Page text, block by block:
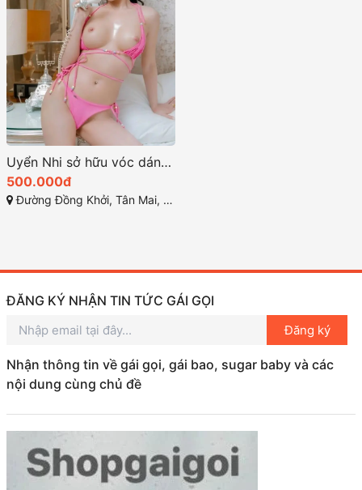
Uyển Nhi sở hữu vóc dáng chuẩn mực đường cong quyến rũ
500.000đ
Đường Đồng Khởi, Tân Mai, Biên Hòa, Đồng Nai
ĐĂNG KÝ NHẬN TIN TỨC GÁI GỌI
Đăng ký
Nhận thông tin về gái gọi, gái bao, sugar baby và các
nội dung cùng chủ đề